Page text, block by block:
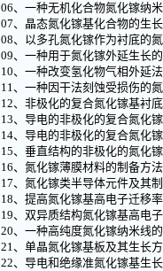
06、一种无机化合物氮化镓纳
07、晶态氮化镓基化合物的生
08、以多孔氮化镓作为衬底的
09、一种用于氮化镓外延生长
10、一种改变氢化物气相外延
11、一种因干法刻蚀受损伤的
12、非极化的复合氮化镓基衬
13、导电的非极化的复合氮化
14、导电的非极化的复合氮化
15、垂直结构的非极化的氮化
16、氮化镓薄膜材料的制备方法
17、氮化镓类半导体元件及其
18、提高氮化镓基高电子迁移
19、双异质结构氮化镓基高电
20、一种高纯度氮化镓纳米线
21、单晶氮化镓基板及其生长
22、导电和绝缘准氮化镓基生